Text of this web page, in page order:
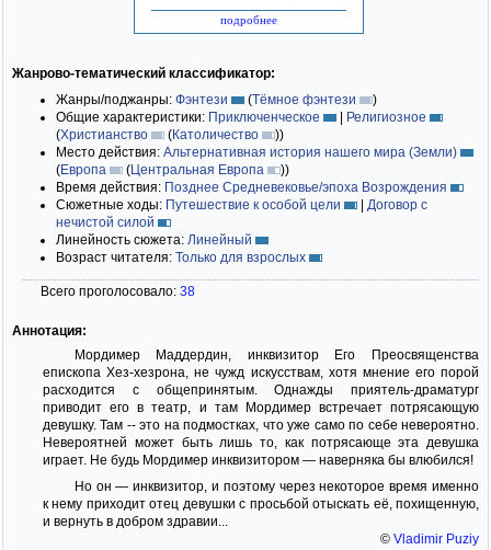
подробнее
Жанрово-тематический классификатор:
Жанры/поджанры: Фэнтези (Тёмное фэнтези
)
Общие характеристики: Приключенческое | Религиозное
(Христианство (Католичество ))
Место действия: Альтернативная история нашего мира (Земли)
(Европа (Центральная Европа ))
Время действия: Позднее Средневековье/эпоха Возрождения
Сюжетные ходы: Путешествие к особой цели | Договор с
нечистой силой
Линейность сюжета: Линейный
Возраст читателя: Только для взрослых
Всего проголосовало: 38
Аннотация:
Мордимер Маддердин, инквизитор Его Преосвященства
епископа Хез-хезрона, не чужд искусствам, хотя мнение его порой
расходится с общепринятым. Однажды приятель-драматург
приводит его в театр, и там Мордимер встречает потрясающую
девушку. Там -- это на подмостках, что уже само по себе невероятно.
Невероятней может быть лишь то, как потрясающе эта девушка
играет. Не будь Мордимер инквизитором — наверняка бы влюбился!
Но он — инквизитор, и поэтому через некоторое время именно
к нему приходит отец девушки с просьбой отыскать её, похищенную,
и вернуть в добром здравии...
© Vladimir Puziy